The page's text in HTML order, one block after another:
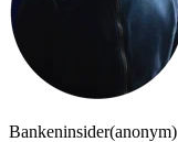
Bankeninsider(anonym)